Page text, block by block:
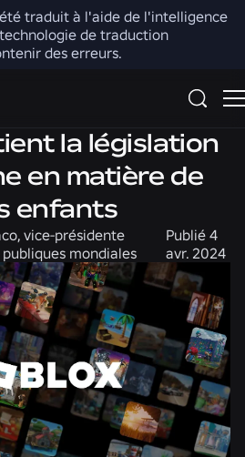
traduit à l'aide de l'intelligence
de traduction
des erreurs.
la législation
en matière de
enfants
vice-présidente
mondiales
Publié 4
avr. 2024